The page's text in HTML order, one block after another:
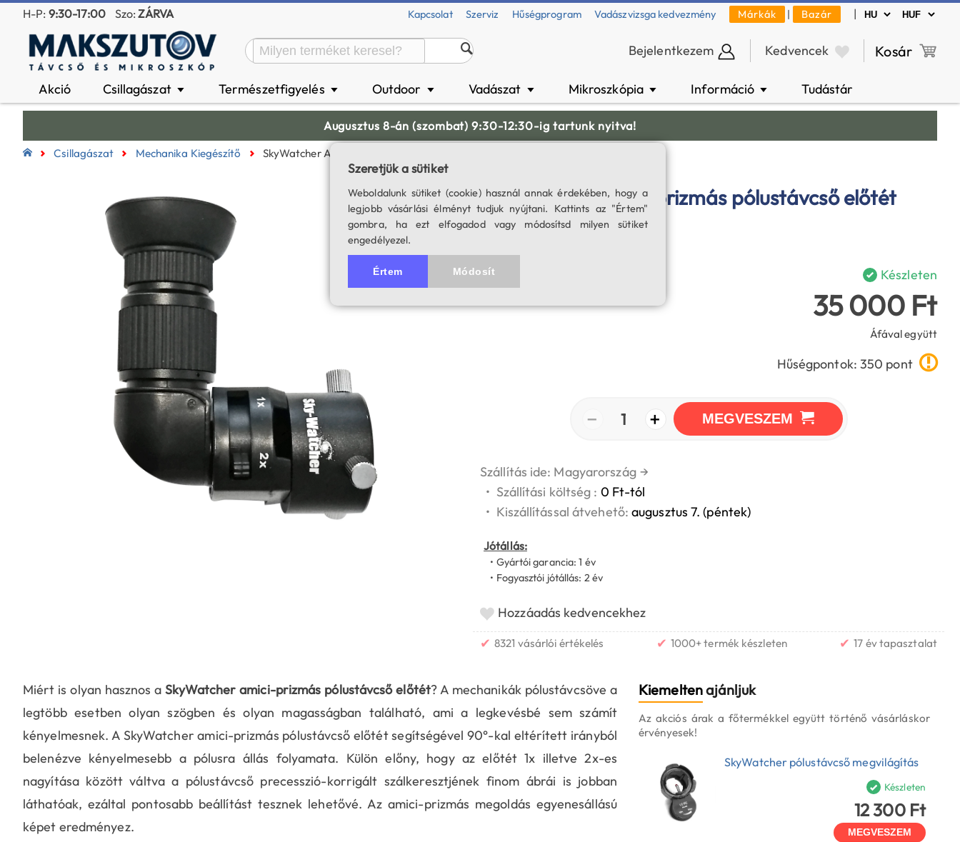
H-P: 9:30-17:00 Szo:ZÁRVA Kapcsolat Szerviz Hűségprogram Vadászvizsga kedvezmény Márkák | Bazár |
Bejelentkezem Kedvencek Kosár
Akció Csillagászat ▼ Természetfigyelés ▼ Outdoor ▼ Vadászat ▼ Mikroszkópia ▼ Információ ▼ Tudástár
Augusztus 8-án (szombat) 9:30-12:30-ig tartunk nyitva!
Csillagászat Mechanika Kiegészítő SkyWatcher Amici-Prizmás Pólustávcső Előtét
SkyWatcher amici-prizmás pólustávcső előtét
SKU: 03189
Készleten
35 000 Ft
Áfával együtt
Hűségpontok: 350 pont
− 1 + MEGVESZEM
Szállítás ide: Magyarország →
• Szállítási költség : 0 Ft-tól
• Kiszállítással átvehető:augusztus 7. (péntek)
Jótállás:
• Gyártói garancia: 1 év
• Fogyasztói jótállás: 2 év
Hozzáadás kedvencekhez
✔ 8321 vásárlói értékelés ✔ 1000+ termék készleten ✔ 17 év tapasztalat
Miért is olyan hasznos a SkyWatcher amici-prizmás pólustávcső előtét? A mechanikák pólustávcsöve a
legtöbb esetben olyan szögben és olyan magasságban található, ami a legkevésbé sem számít
kényelmesnek. A SkyWatcher amici-prizmás pólustávcső előtét segítségével 90°-kal eltérített irányból
belenézve kényelmesebb a pólusra állás folyamata. Külön előny, hogy az előtét 1x illetve 2x-es
nagyítása között váltva a pólustávcső precesszió-korrigált szálkeresztjének finom ábrái is jobban
láthatóak, ezáltal pontosabb beállítást tesznek lehetővé. Az amici-prizmás megoldás egyenesállású
képet eredményez.
Kiemeltenajánljuk
Az akciós árak a főtermékkel együtt történő vásárláskor
érvényesek!
SkyWatcher pólustávcső megvilágítás
Készleten
12 300 Ft
MEGVESZEM
Szeretjük a sütiket
Weboldalunk sütiket (cookie) használ annak érdekében, hogy a
legjobb vásárlási élményt tudjuk nyújtani. Kattints az "Értem"
gombra, ha ezt elfogadod vagy módosítsd milyen sütiket
engedélyezel.
Értem Módosít